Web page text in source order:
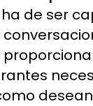
de ser